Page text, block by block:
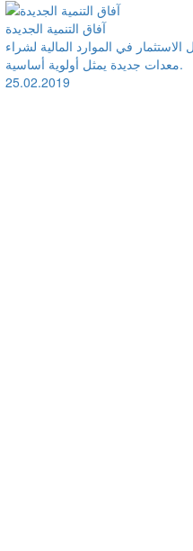
آفاق التنمية الجديدة
الاستثمار في الموارد المالية لشراء
معدات جديدة يمثل أولوية أساسية.
25.02.2019